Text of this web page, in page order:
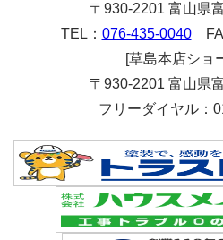
〒930-2201 富山県
TEL： 076-435-0040
[草島本店ショ
〒930-2201 富山県
フリーダイヤル：